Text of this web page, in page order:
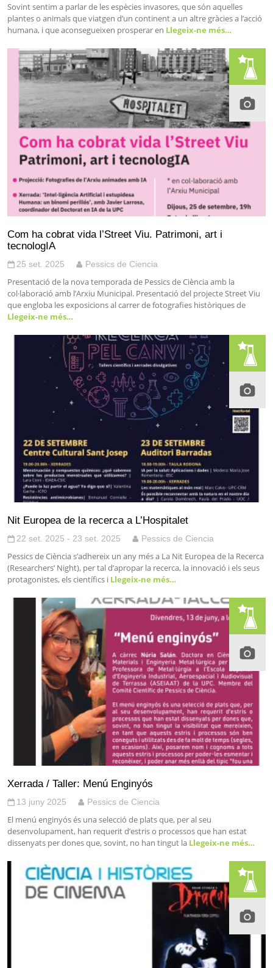
Sovint sentim a parlar de les espècies invasores, que són aquelles
plantes o animals que viatgen d’un continent a un altre gràcies a l’acció
humana, i que aconsegueixen prosperar en Llegeix-ne més…
Com ha cobrat vida l’Street Viu. Patrimoni, art i
tecnologIA
25 set. 2025 Pessics de Ciencia
Presentació de la nova temporada de Pessics de Ciència amb la
col·laboració amb l’Arxiu Municipal. Presentació del projecte Street Viu
que engloba les exposicions al carrer de fotografies històriques de
Llegeix-ne més…
Nit Europea de la recerca a L’Hospitalet
22 set. 2025 - 23 set. 2025 Pessics de Ciencia
Pessics de Ciència s’adhereix un any més a La Nit Europea de la Recerca
(Researchers’ Night), per tal d’apropar la recerca, la innovació i els seus
protagonistes, els científics i Llegeix-ne més…
Xerrada / Taller: Menú Enginyós
13 juny 2025 Pessics de Ciencia
El menú enginyós és una selecció de plats que, per al seu
desenvolupament, han requerit d’estris o processos que han estat
dissenyats per dones que, sovint, no han tingut la Llegeix-ne més…